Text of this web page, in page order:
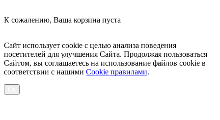
К сожалению, Ваша корзина пуста
Сайт использует cookie с целью анализа поведения
посетителей для улучшения Сайта. Продолжая пользоваться
Сайтом, вы соглашаетесь на использование файлов cookie в
соответствии с нашими Cookiе правилами.